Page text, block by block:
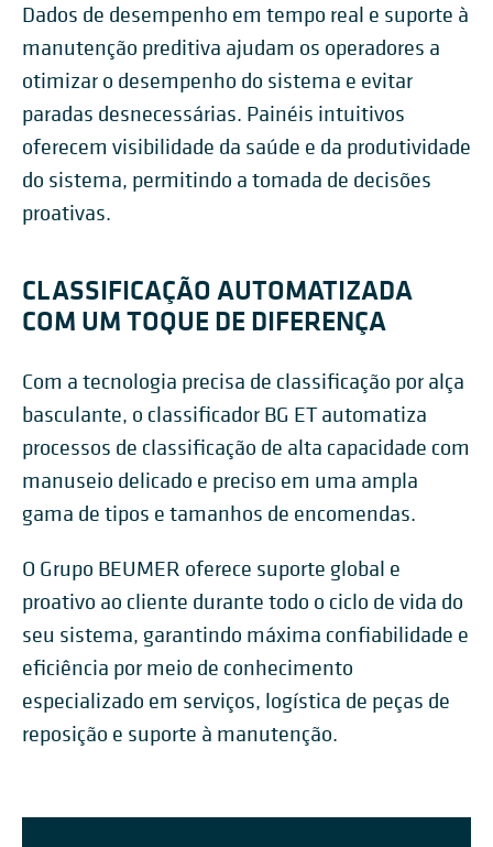
Dados de desempenho em tempo real e suporte à
manutenção preditiva ajudam os operadores a
otimizar o desempenho do sistema e evitar
paradas desnecessárias. Painéis intuitivos
oferecem visibilidade da saúde e da produtividade
do sistema, permitindo a tomada de decisões
proativas.
CLASSIFICAÇÃO AUTOMATIZADA
COM UM TOQUE DE DIFERENÇA
Com a tecnologia precisa de classificação por alça
basculante, o classificador BG ET automatiza
processos de classificação de alta capacidade com
manuseio delicado e preciso em uma ampla
gama de tipos e tamanhos de encomendas.
O Grupo BEUMER oferece suporte global e
proativo ao cliente durante todo o ciclo de vida do
seu sistema, garantindo máxima confiabilidade e
eficiência por meio de conhecimento
especializado em serviços, logística de peças de
reposição e suporte à manutenção.